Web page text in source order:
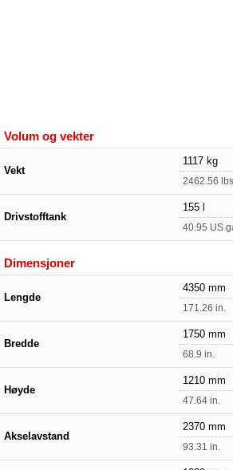
Volum og vekter
Vekt
1117 kg
2462.56 lbs.
Drivstofftank
155 l
40.95 US
Dimensjoner
Lengde
4350 mm
171.26 in.
Bredde
1750 mm
68.9 in.
Høyde
1210 mm
47.64 in.
Akselavstand
2370 mm
93.31 in.